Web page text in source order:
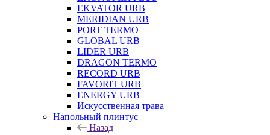
EKVATOR URB
MERIDIAN URB
PORT TERMO
GLOBAL URB
LIDER URB
DRAGON TERMO
RECORD URB
FAVORIT URB
ENERGY URB
Искусственная трава
Напольный плинтус
Назад